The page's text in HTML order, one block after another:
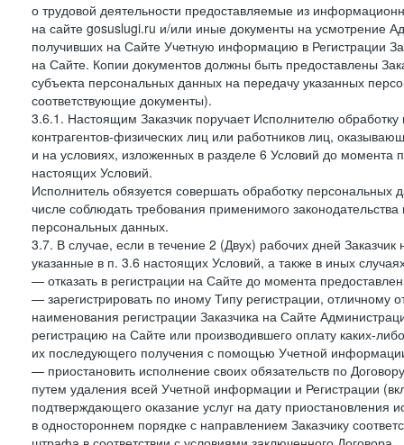
о трудовой деятельности предоставляемые из
на сайте gosuslugi.ru и/или иные документы на усмотрение
получивших на Сайте Учетную информацию в Регистрации
на Сайте. Копии документов должны быть предоставлены
субъекта персональных данных на передачу указанных
соответствующие документы).
3.6.1. Настоящим Заказчик поручает Исполнителю
контрагентов-физических лиц или работников лиц,
и на условиях, изложенных в разделе 6 Условий до момента
настоящих Условий.
Исполнитель обязуется совершать обработку
числе соблюдать требования применимого
персональных данных.
3.7. В случае, если в течение 2 (Двух) рабочих дней
указанные в п. 3.6 настоящих Условий, а также в иных
— отказать в регистрации на Сайте до момента
— зарегистрировать по иному Типу регистрации, отличному
наименования регистрации Заказчика на Сайте
регистрацию на Сайте или производившего оплату каких-
их последующего получения с помощью Учетной
— приостановить исполнение своих обязательств по
путем удаления всей Учетной информации и Регистрации
подтверждающего оказание услуг на дату приостановления
в одностороннем порядке с направлением Заказчику